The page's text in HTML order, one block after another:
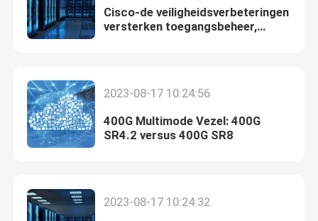
Cisco-de veiligheidsverbeteringen
versterken toegangsbeheer,
2023-08-17 10:24:56
400G Multimode Vezel: 400G
SR4.2 versus 400G SR8
2023-08-17 10:24:32